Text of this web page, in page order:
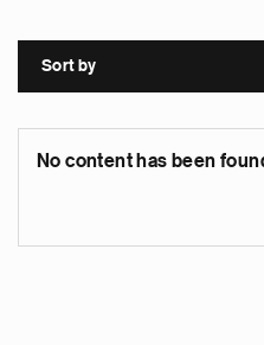
Sort by
No content has been